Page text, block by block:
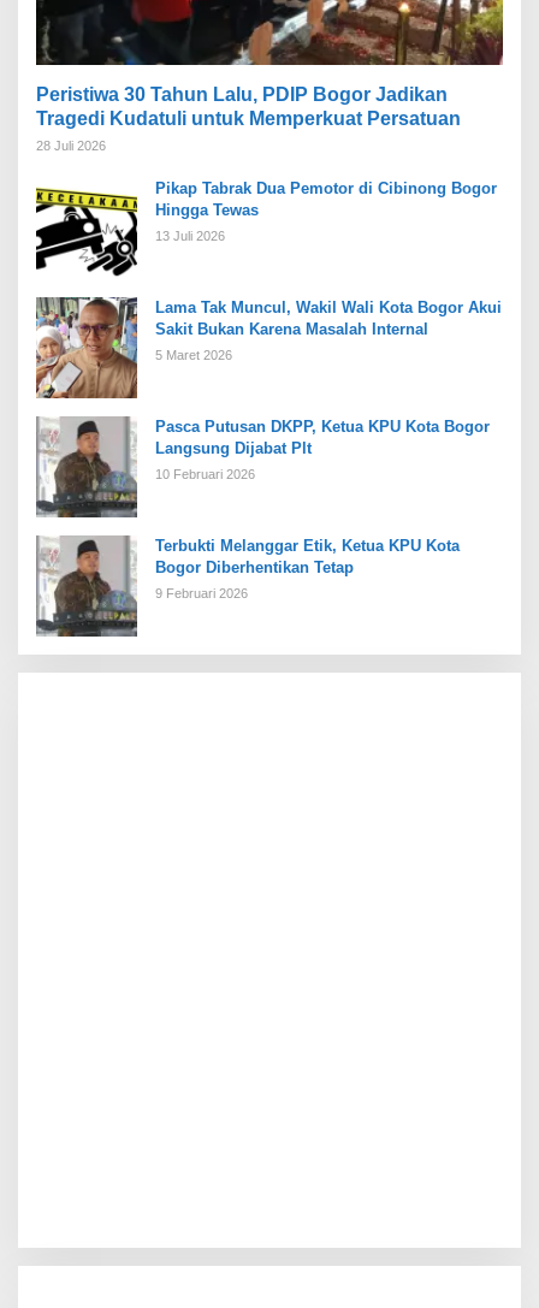
Peristiwa 30 Tahun Lalu, PDIP Bogor Jadikan
Tragedi Kudatuli untuk Memperkuat Persatuan
28 Juli 2026
Pikap Tabrak Dua Pemotor di Cibinong Bogor
Hingga Tewas
13 Juli 2026
Lama Tak Muncul, Wakil Wali Kota Bogor Akui
Sakit Bukan Karena Masalah Internal
5 Maret 2026
Pasca Putusan DKPP, Ketua KPU Kota Bogor
Langsung Dijabat Plt
10 Februari 2026
Terbukti Melanggar Etik, Ketua KPU Kota
Bogor Diberhentikan Tetap
9 Februari 2026